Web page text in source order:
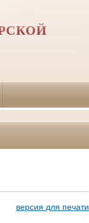
версия для печати